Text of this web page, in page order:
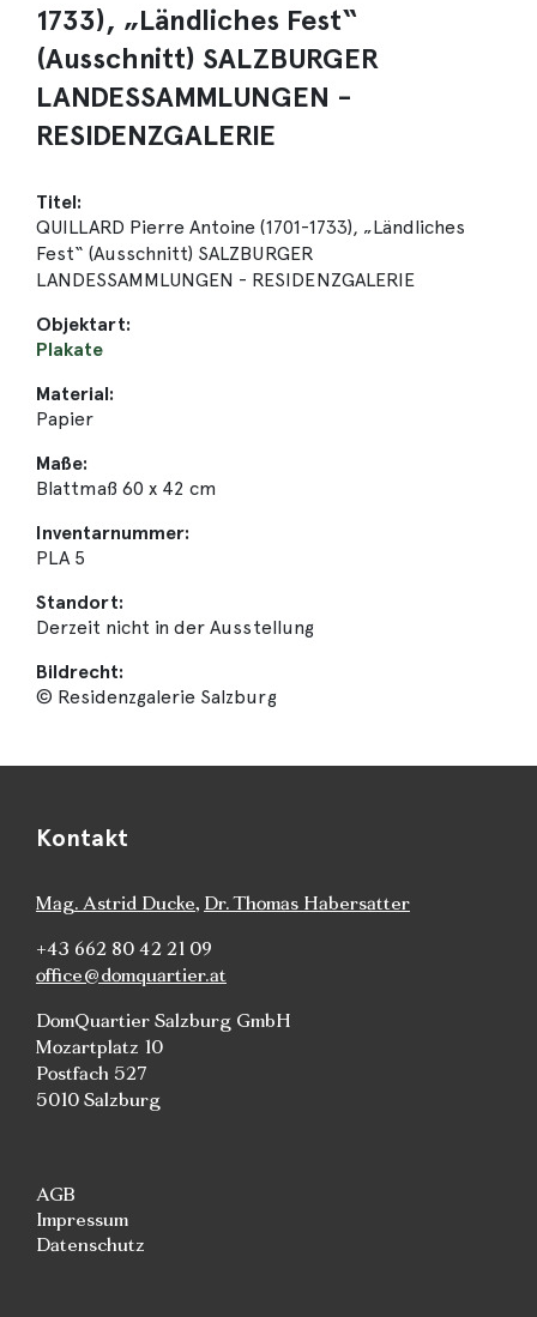
1733), „Ländliches Fest“
(Ausschnitt) SALZBURGER
LANDESSAMMLUNGEN -
RESIDENZGALERIE
Titel:
QUILLARD Pierre Antoine (1701-1733), „Ländliches
Fest“ (Ausschnitt) SALZBURGER
LANDESSAMMLUNGEN - RESIDENZGALERIE
Objektart:
Plakate
Material:
Papier
Maße:
Blattmaß 60 x 42 cm
Inventarnummer:
PLA 5
Standort:
Derzeit nicht in der Ausstellung
Bildrecht:
© Residenzgalerie Salzburg
Kontakt
Mag. Astrid Ducke, Dr. Thomas Habersatter
+43 662 80 42 21 09
office@domquartier.at
DomQuartier Salzburg GmbH
Mozartplatz 10
Postfach 527
5010 Salzburg
AGB
Impressum
Datenschutz